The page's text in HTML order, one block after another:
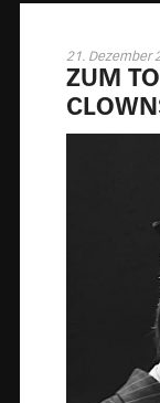
21. Dezember
ZUM